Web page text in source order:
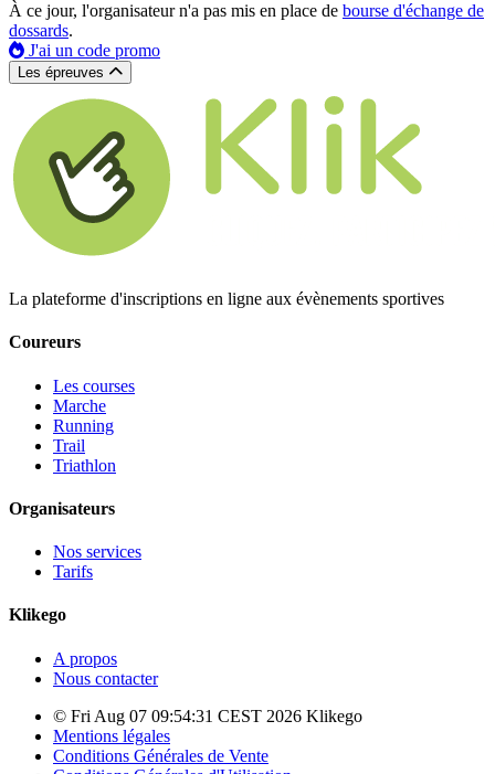
À ce jour, l'organisateur n'a pas mis en place de bourse d'échange de
dossards.
J'ai un code promo
Les épreuves
La plateforme d'inscriptions en ligne aux évènements sportives
Coureurs
Les courses
Marche
Running
Trail
Triathlon
Organisateurs
Nos services
Tarifs
Klikego
A propos
Nous contacter
© Fri Aug 07 09:54:31 CEST 2026 Klikego
Mentions légales
Conditions Générales de Vente